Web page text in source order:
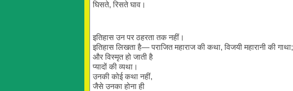
घिसते, रिसते घाव।
इतिहास उन पर ठहरता तक नहीं।
इतिहास लिखता है— पराजित महाराज की कथा, विजयी महारानी की गाथा;
और विस्मृत हो जाती है
प्यादों की व्यथा।
उनकी कोई कथा नहीं,
जैसे उनका होना ही